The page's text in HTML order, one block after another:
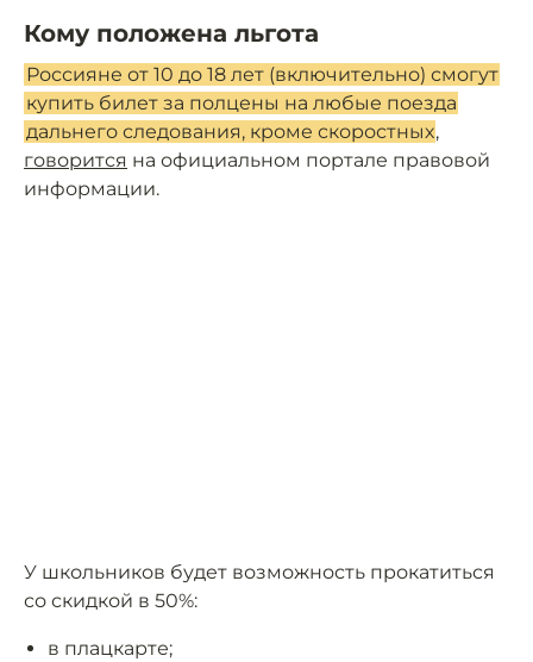
Кому положена льгота
Россияне от 10 до 18 лет (включительно) смогут
купить билет за полцены на любые поезда
дальнего следования, кроме скоростных,
говорится на официальном портале правовой
информации.
У школьников будет возможность прокатиться
со скидкой в 50%:
в плацкарте;